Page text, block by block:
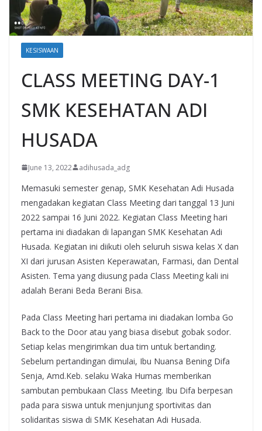
KESISWAAN
CLASS MEETING DAY-1
SMK KESEHATAN ADI
HUSADA
June 13, 2022 adihusada_adg
Memasuki semester genap, SMK Kesehatan Adi Husada
mengadakan kegiatan Class Meeting dari tanggal 13 Juni
2022 sampai 16 Juni 2022. Kegiatan Class Meeting hari
pertama ini diadakan di lapangan SMK Kesehatan Adi
Husada. Kegiatan ini diikuti oleh seluruh siswa kelas X dan
XI dari jurusan Asisten Keperawatan, Farmasi, dan Dental
Asisten. Tema yang diusung pada Class Meeting kali ini
adalah Berani Beda Berani Bisa.
Pada Class Meeting hari pertama ini diadakan lomba Go
Back to the Door atau yang biasa disebut gobak sodor.
Setiap kelas mengirimkan dua tim untuk bertanding.
Sebelum pertandingan dimulai, Ibu Nuansa Bening Difa
Senja, Amd.Keb. selaku Waka Humas memberikan
sambutan pembukaan Class Meeting. Ibu Difa berpesan
pada para siswa untuk menjunjung sportivitas dan
solidaritas siswa di SMK Kesehatan Adi Husada.